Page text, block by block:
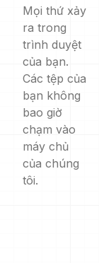
Mọi thứ xảy
ra trong
trình duyệt
của bạn.
Các tệp của
bạn không
bao giờ
chạm vào
máy chủ
của chúng
tôi.